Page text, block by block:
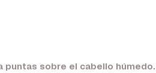
puntas sobre el cabello